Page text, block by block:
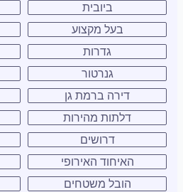
ביובית
בעל מקצוע
גדרות
גנרטור
דירה ברמת גן
דלתות מהירות
דרושים
האיחוד האירופי
הובל משטחים